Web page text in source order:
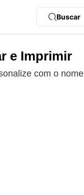
Buscar
e Imprimir
com o nome